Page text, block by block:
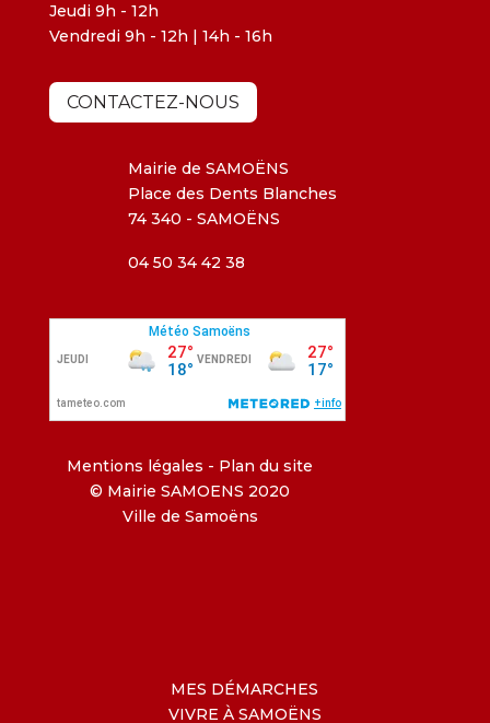
Jeudi 9h - 12h
Vendredi 9h - 12h | 14h - 16h
CONTACTEZ-NOUS
Mairie de SAMOËNS
Place des Dents Blanches
74 340 - SAMOËNS
04 50 34 42 38
Mentions légales - Plan du site
© Mairie SAMOENS 2020
Ville de Samoëns
MES DÉMARCHES
VIVRE À SAMOËNS